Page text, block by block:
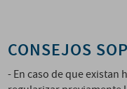
CONSEJOS
- En caso de que existan